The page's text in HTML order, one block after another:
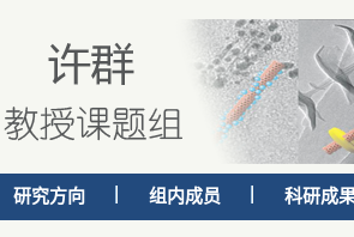
研究方向 组内成员 科研成